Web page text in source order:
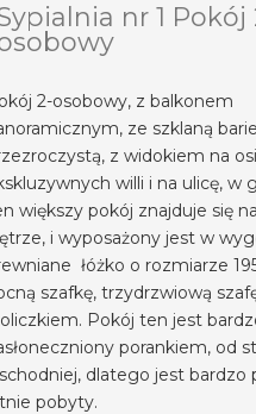
nr 1 Pokój
2-osobowy, z balkonem
ze szklaną
z widokiem na
willi i na ulicę, w
większy pokój znajduje się
i wyposażony jest w
łóżko o rozmiarze
szafkę, trzydrzwiową
Pokój ten jest
porankiem, od
dlatego jest bardzo
pobyty.